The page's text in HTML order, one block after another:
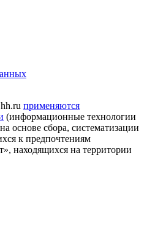
применяются
(информационные технологии
основе сбора, систематизации
к предпочтениям
находящихся на территории